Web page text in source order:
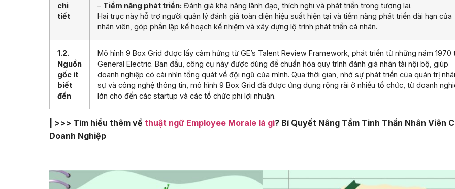
chi
tiết
– Tiềm năng phát triển: Đánh giá khả năng lãnh đạo, thích nghi và phát triển trong tương lai.
Hai trục này hỗ trợ người quản lý đánh giá toàn diện hiệu suất hiện tại và tiềm năng phát triển dài hạn của
nhân viên, góp phần lập kế hoạch kế nhiệm và xây dựng lộ trình phát triển cá nhân.
1.2.
Nguồn
gốc ít
biết
đến
Mô hình 9 Box Grid được lấy cảm hứng từ GE’s Talent Review Framework, phát triển từ những năm 1970
General Electric. Ban đầu, công cụ này được dùng để chuẩn hóa quy trình đánh giá nhân tài nội bộ, giúp
doanh nghiệp có cái nhìn tổng quát về đội ngũ của mình. Qua thời gian, nhờ sự phát triển của quản trị
sự và công nghệ thông tin, mô hình 9 Box Grid đã được ứng dụng rộng rãi ở nhiều tổ chức, từ doanh
lớn cho đến các startup và các tổ chức phi lợi nhuận.
| >>> Tìm hiểu thêm về thuật ngữ Employee Morale là gì? Bí Quyết Nâng Tầm Tinh Thần Nhân Viên
Doanh Nghiệp